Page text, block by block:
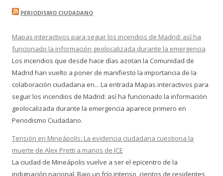
PERIODISMO CIUDADANO
Mapas interactivos para seguir los incendios de Madrid: así ha
funcionado la información geolocalizada durante la emergencia
Los incendios que desde hace días azotan la Comunidad de
Madrid han vuelto a poner de manifiesto la importancia de la
colaboración ciudadana en... La entrada Mapas interactivos para
seguir los incendios de Madrid: así ha funcionado la información
geolocalizada durante la emergencia aparece primero en
Periodismo Ciudadano.
Tensión en Mineápolis: La evidencia ciudadana cuestiona la
muerte de Alex Pretti a manos de ICE
La ciudad de Mineápolis vuelve a ser el epicentro de la
indignación nacional. Bajo un frío intenso, cientos de residentes